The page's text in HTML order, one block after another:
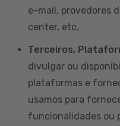
e-mail, provedores
center, etc.
Terceiros,
divulgar ou
plataformas e
usamos para
funcionalidades ou